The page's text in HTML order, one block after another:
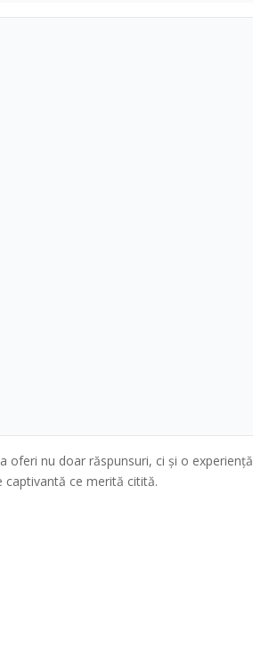
oferi nu doar răspunsuri, ci și o experiență
ce merită citită.